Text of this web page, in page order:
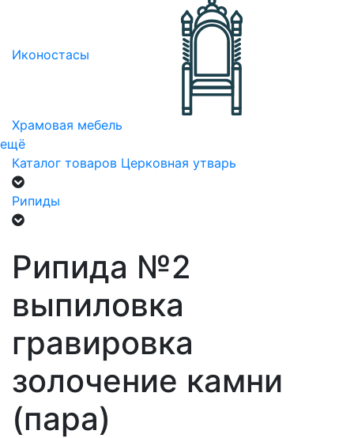
Иконостасы
Храмовая мебель
ещё
Каталог товаров Церковная утварь
Рипиды
Рипида №2
выпиловка
гравировка
золочение камни
(пара)